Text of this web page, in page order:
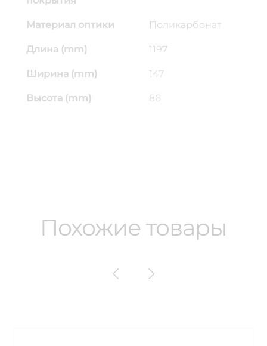
Материал оптики Поликарбонат
Длина (mm) 1197
Ширина (mm) 147
Высота (mm) 86
Похожие товары